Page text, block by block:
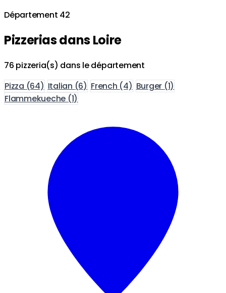
Département 42
Pizzerias dans Loire
76 pizzeria(s) dans le département
Pizza (64) Italian (6) French (4) Burger (1)
Flammekueche (1)